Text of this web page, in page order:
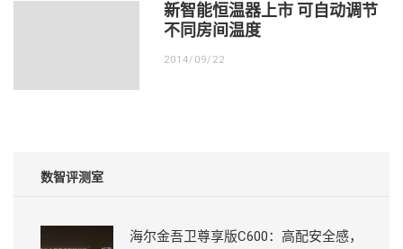
新智能恒温器上市 可自动调节
不同房间温度
2014/09/22
数智评测室
海尔金吾卫尊享版C600：高配安全感，